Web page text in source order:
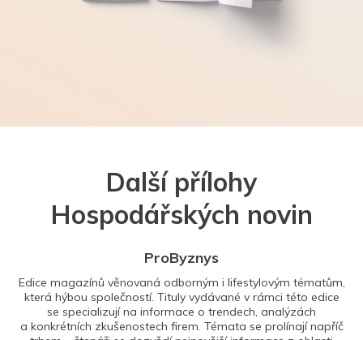
Další přílohy
Hospodářských novin
ProByznys
Edice magazínů věnovaná odborným i lifestylovým tématům,
která hýbou společností. Tituly vydávané v rámci této edice
se specializují na informace o trendech, analýzách
a konkrétních zkušenostech firem. Témata se prolínají napříč